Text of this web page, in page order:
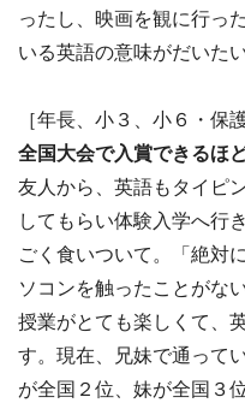
ったし、映画を観に行っ
いる英語の意味がだいた
［年長、小３、小６・保護
全国大会で入賞できるほ
友人から、英語もタイピ
してもらい体験入学へ行
ごく食いついて。「絶対
ソコンを触ったことがな
授業がとても楽しくて、
す。現在、兄妹で通って
が全国２位、妹が全国３